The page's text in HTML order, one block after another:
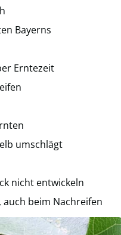
Bayerns
Erntezeit
umschlägt
nicht entwickeln
beim Nachreifen